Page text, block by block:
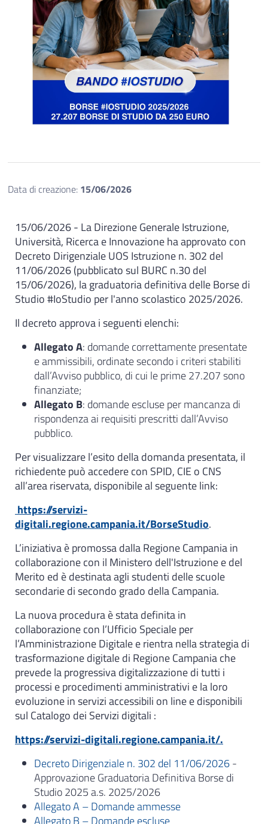
Data di creazione: 15/06/2026
15/06/2026 - La Direzione Generale Istruzione,
Università, Ricerca e Innovazione ha approvato con
Decreto Dirigenziale UOS Istruzione n. 302 del
11/06/2026 (pubblicato sul BURC n.30 del
15/06/2026), la graduatoria definitiva delle Borse di
Studio #IoStudio per l'anno scolastico 2025/2026.
Il decreto approva i seguenti elenchi:
Allegato A: domande correttamente presentate
e ammissibili, ordinate secondo i criteri stabiliti
dall’Avviso pubblico, di cui le prime 27.207 sono
finanziate;
Allegato B: domande escluse per mancanza di
rispondenza ai requisiti prescritti dall’Avviso
pubblico.
Per visualizzare l’esito della domanda presentata, il
richiedente può accedere con SPID, CIE o CNS
all’area riservata, disponibile al seguente link:
https://servizi-
digitali.regione.campania.it/BorseStudio.
L’iniziativa è promossa dalla Regione Campania in
collaborazione con il Ministero dell'Istruzione e del
Merito ed è destinata agli studenti delle scuole
secondarie di secondo grado della Campania.
La nuova procedura è stata definita in
collaborazione con l’Ufficio Speciale per
l’Amministrazione Digitale e rientra nella strategia di
trasformazione digitale di Regione Campania che
prevede la progressiva digitalizzazione di tutti i
processi e procedimenti amministrativi e la loro
evoluzione in servizi accessibili on line e disponibili
sul Catalogo dei Servizi digitali :
https://servizi-digitali.regione.campania.it/.
Decreto Dirigenziale n. 302 del 11/06/2026-
Approvazione Graduatoria Definitiva Borse di
Studio 2025 a.s. 2025/2026
Allegato A – Domande ammesse